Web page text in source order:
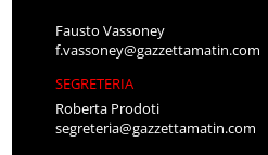
Fausto Vassoney
f.vassoney@gazzettamatin.com
SEGRETERIA
Roberta Prodoti
segreteria@gazzettamatin.com